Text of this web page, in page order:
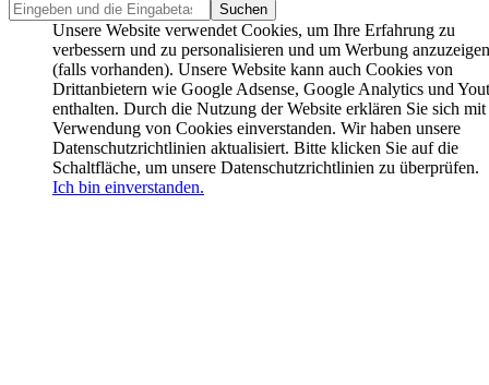
Unsere Website verwendet Cookies, um Ihre Erfahrung zu
verbessern und zu personalisieren und um Werbung anzuzeigen
(falls vorhanden). Unsere Website kann auch Cookies von
Drittanbietern wie Google Adsense, Google Analytics und
enthalten. Durch die Nutzung der Website erklären Sie sich mit
Verwendung von Cookies einverstanden. Wir haben unsere
Datenschutzrichtlinien aktualisiert. Bitte klicken Sie auf die
Schaltfläche, um unsere Datenschutzrichtlinien zu überprüfen.
Ich bin einverstanden.